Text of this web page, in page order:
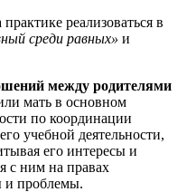
реализоваться в
среди равных» и
между родителями
мать в основном
по координации
учебной деятельности,
его интересы и
с ним на правах
и проблемы.